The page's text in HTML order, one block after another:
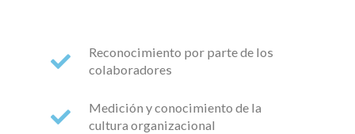
Reconocimiento por parte de los
colaboradores
Medición y conocimiento de la
cultura organizacional